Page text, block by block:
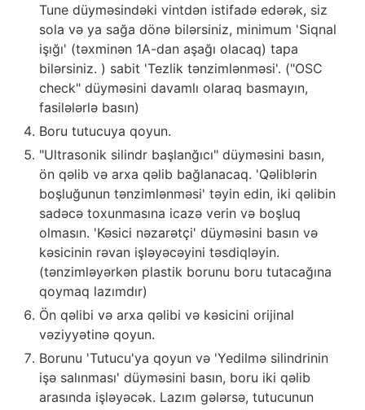
Tune düyməsindəki vintdən istifadə edərək, siz
sola və ya sağa dönə bilərsiniz, minimum 'Siqnal
işığı' (təxminən 1A-dan aşağı olacaq) tapa
bilərsiniz. ) sabit 'Tezlik tənzimlənməsi'. ("OSC
check" düyməsini davamlı olaraq basmayın,
fasilələrlə basın)
Boru tutucuya qoyun.
"Ultrasonik silindr başlanğıcı" düyməsini basın,
ön qəlib və arxa qəlib bağlanacaq. 'Qəliblərin
boşluğunun tənzimlənməsi' təyin edin, iki qəlibin
sadəcə toxunmasına icazə verin və boşluq
olmasın. 'Kəsici nəzarətçi' düyməsini basın və
kəsicinin rəvan işləyəcəyini təsdiqləyin.
(tənzimləyərkən plastik borunu boru tutacağına
qoymaq lazımdır)
Ön qəlibi və arxa qəlibi və kəsicini orijinal
vəziyyətinə qoyun.
Borunu 'Tutucu'ya qoyun və 'Yedilmə silindrinin
işə salınması' düyməsini basın, boru iki qəlib
arasında işləyəcək. Lazım gələrsə, tutucunun